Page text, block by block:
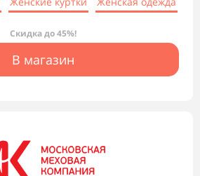
Скидка до 45%!
В магазин